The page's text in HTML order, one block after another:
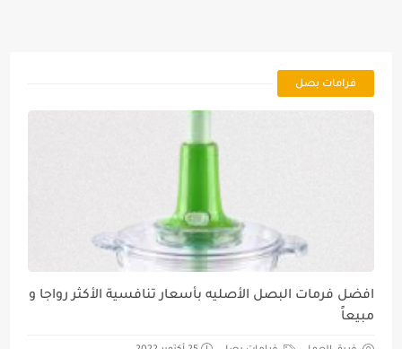
فرامات بصل
افضل فرمات البصل الأصليه بأسعار تنافسية الأكثر رواجا و
مبيعاً